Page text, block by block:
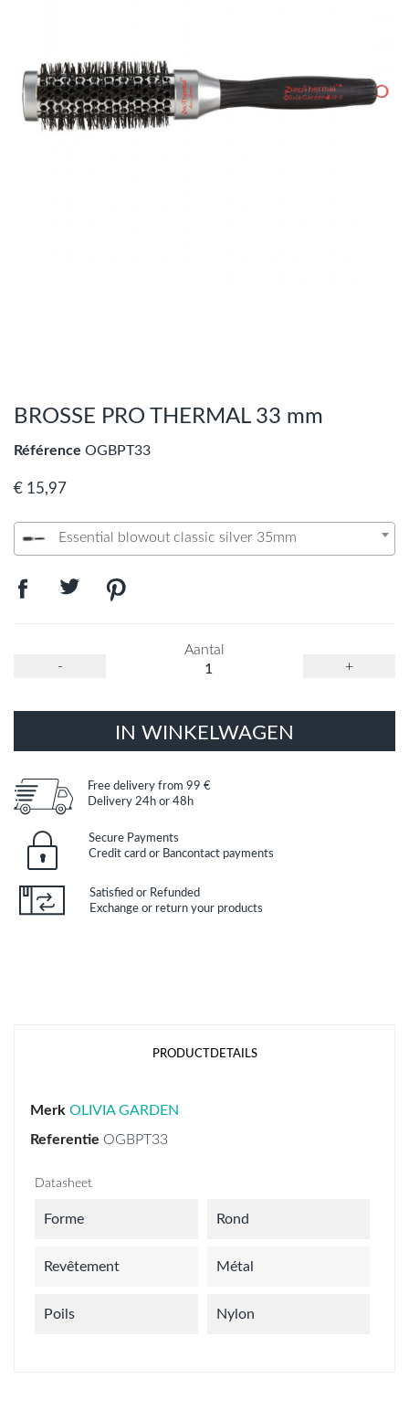
BROSSE PRO THERMAL 33 mm
Référence OGBPT33
€ 15,97
Essential blowout classic silver 35mm
-
Aantal
+
IN WINKELWAGEN
Free delivery from 99 €
Delivery 24h or 48h
Secure Payments
Credit card or Bancontact payments
Satisfied or Refunded
Exchange or return your products
PRODUCTDETAILS
Merk OLIVIA GARDEN
Referentie OGBPT33
Datasheet
Forme Rond
Revêtement Métal
Poils Nylon